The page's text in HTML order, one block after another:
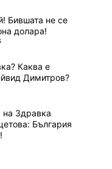
Бившата не се
долара!
Каква е
Димитров?
на Здравка
България